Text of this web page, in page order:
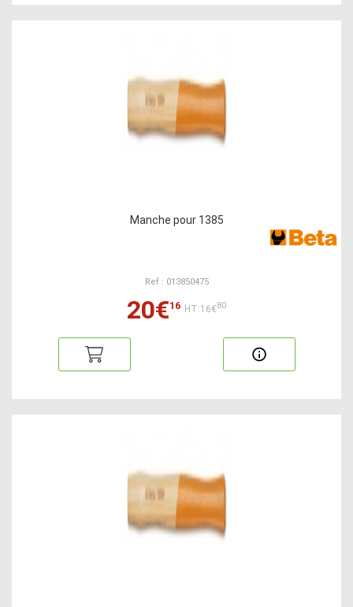
Manche pour 1385
Ref : 013850475
20€16 HT:16€80